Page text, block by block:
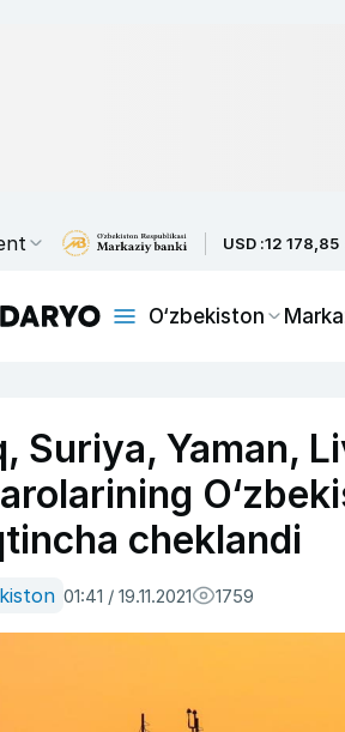
USD :12 178,85
O‘zbekiston
Suriya, Yaman,
cheklandi
01:41 / 19.11.2021 1759